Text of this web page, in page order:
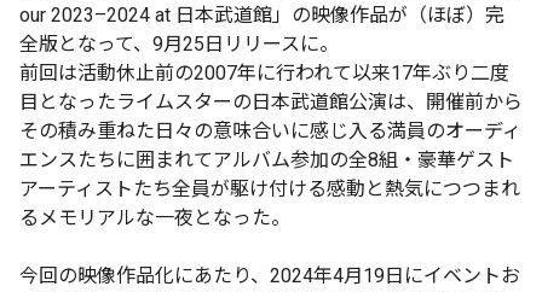
our 2023–2024 at 日本武道館」の映像作品が（ほぼ）完
全版となって、9月25日リリースに。
前回は活動休止前の2007年に行われて以来17年ぶり二度
目となったライムスターの日本武道館公演は、開催前から
その積み重ねた日々の意味合いに感じ入る満員のオーディ
エンスたちに囲まれてアルバム参加の全8組・豪華ゲスト
アーティストたち全員が駆け付ける感動と熱気につつまれ
るメモリアルな一夜となった。
今回の映像作品化にあたり、2024年4月19日にイベントお